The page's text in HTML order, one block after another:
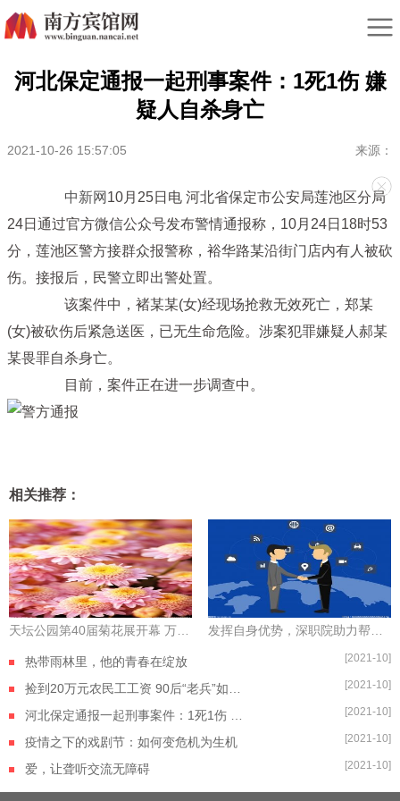
河北保定通报一起刑事案件：1死1伤 嫌
疑人自杀身亡
2021-10-26 15:57:05 来源：
中新网 10月25日电 河北省保定市公安局莲池区分局
24日通过官方微信公众号发布警情通报称，10月24日18时53
分，莲池区警方接群众报警称，裕华路某沿街门店内有人被砍
伤。接报后，民警立即出警处置。
该案件中，褚某某(女)经现场抢救无效死亡，郑某
(女)被砍伤后紧急送医，已无生命危险。涉案犯罪嫌疑人郝某
某畏罪自杀身亡。
目前，案件正在进一步调查中。
相关推荐：
发挥自身优势，深职院助力帮扶对象“拔穷根”
热带雨林里，他的青春在绽放 [2021-10]
[2021-10]
[2021-10]
疫情之下的戏剧节：如何变危机为生机 [2021-10]
爱，让聋听交流无障碍 [2021-10]